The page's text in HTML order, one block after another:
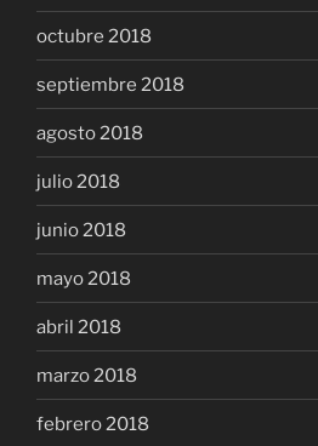
octubre 2018
septiembre 2018
agosto 2018
julio 2018
junio 2018
mayo 2018
abril 2018
marzo 2018
febrero 2018